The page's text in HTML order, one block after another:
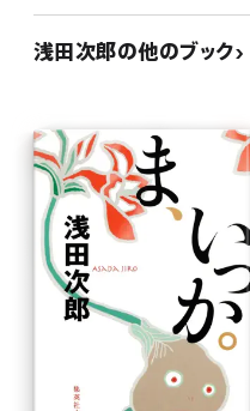
浅田次郎の他のブック